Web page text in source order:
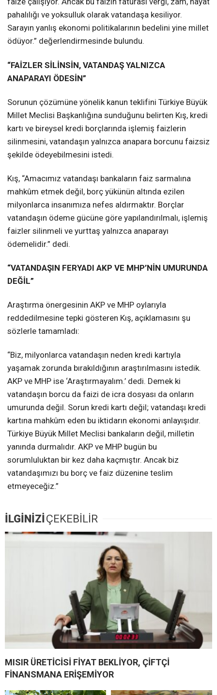
pahalılığı ve yoksulluk olarak vatandaşa kesiliyor.
Sarayın yanlış ekonomi politikalarının bedelini yine millet
ödüyor.” değerlendirmesinde bulundu.
“FAİZLER SİLİNSİN, VATANDAŞ YALNIZCA
ANAPARAYI ÖDESİN”
Sorunun çözümüne yönelik kanun teklifini Türkiye Büyük
Millet Meclisi Başkanlığına sunduğunu belirten Kış, kredi
kartı ve bireysel kredi borçlarında işlemiş faizlerin
silinmesini, vatandaşın yalnızca anapara borcunu faizsiz
şekilde ödeyebilmesini istedi.
Kış, “Amacımız vatandaşı bankaların faiz sarmalına
mahkûm etmek değil, borç yükünün altında ezilen
milyonlarca insanımıza nefes aldırmaktır. Borçlar
vatandaşın ödeme gücüne göre yapılandırılmalı, işlemiş
faizler silinmeli ve yurttaş yalnızca anaparayı
ödemelidir.” dedi.
“VATANDAŞIN FERYADI AKP VE MHP’NİN UMURUNDA
DEĞİL”
Araştırma önergesinin AKP ve MHP oylarıyla
reddedilmesine tepki gösteren Kış, açıklamasını şu
sözlerle tamamladı:
“Biz, milyonlarca vatandaşın neden kredi kartıyla
yaşamak zorunda bırakıldığının araştırılmasını istedik.
AKP ve MHP ise ‘Araştırmayalım.’ dedi. Demek ki
vatandaşın borcu da faizi de icra dosyası da onların
umurunda değil. Sorun kredi kartı değil; vatandaşı kredi
kartına mahkûm eden bu iktidarın ekonomi anlayışıdır.
Türkiye Büyük Millet Meclisi bankaların değil, milletin
yanında durmalıdır. AKP ve MHP bugün bu
sorumluluktan bir kez daha kaçmıştır. Ancak biz
vatandaşımızı bu borç ve faiz düzenine teslim
etmeyeceğiz.”
İLGİNİZİÇEKEBİLİR
MISIR ÜRETİCİSİ FİYAT BEKLİYOR, ÇİFTÇİ
FİNANSMANA ERİŞEMİYOR